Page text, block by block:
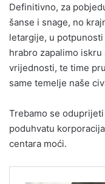
Definitivno, za
šanse i snage, no
letargije, u
hrabro zapalimo
vrijednosti, te time
same temelje naše
Trebamo se
poduhvatu
centara moći.